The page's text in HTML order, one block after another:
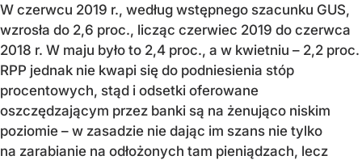
W czerwcu 2019 r., według wstępnego szacunku GUS,
wzrosła do 2,6 proc., licząc czerwiec 2019 do czerwca
2018 r. W maju było to 2,4 proc., a w kwietniu – 2,2 proc.
RPP jednak nie kwapi się do podniesienia stóp
procentowych, stąd i odsetki oferowane
oszczędzającym przez banki są na żenująco niskim
poziomie – w zasadzie nie dając im szans nie tylko
na zarabianie na odłożonych tam pieniądzach, lecz